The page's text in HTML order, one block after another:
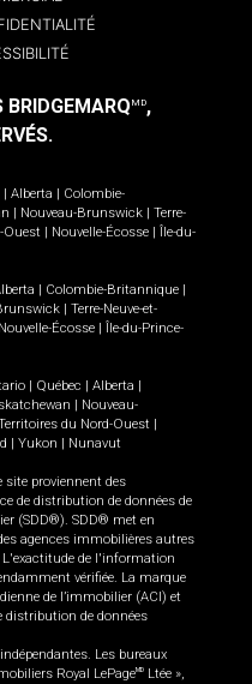
MD,
| Alberta | Colombie-
| Nouveau-Brunswick | Terre-
Ouest | Nouvelle-Écosse | Île-du-
| Colombie-Britannique |
| Terre-Neuve-et-
Nouvelle-Écosse | Île-du-Prince-
| Québec | Alberta |
| Nouveau-
du Nord-Ouest |
| Yukon | Nunavut
site proviennent des
de distribution de données de
(SDD®). SDD® met en
agences immobilières autres
L'exactitude de l'information
vérifiée. La marque
de l’immobilier (ACI) et
distribution de données
Les bureaux
Royal LePageMD
Ltée »,